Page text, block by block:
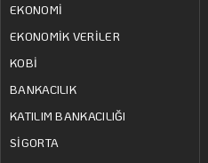
EKONOMİ
EKONOMİK VERİLER
KOBİ
BANKACILIK
KATILIM BANKACILIĞI
SİGORTA